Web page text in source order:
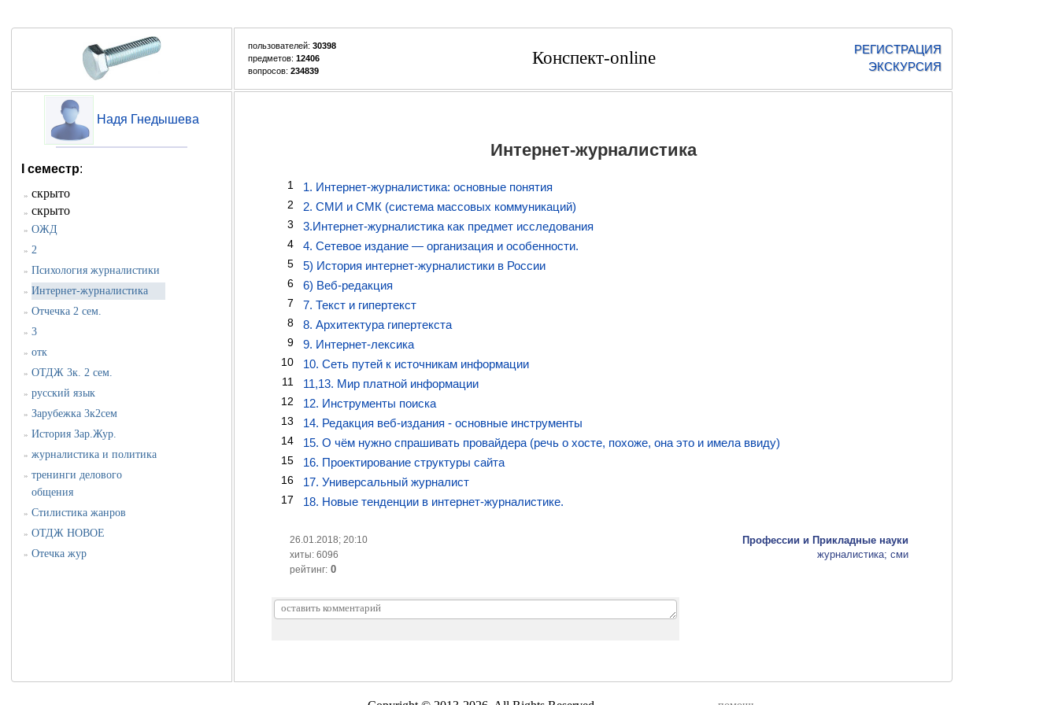
пользователей: 30398
предметов: 12406
вопросов: 234839
Конспект-online
РЕГИСТРАЦИЯ
ЭКСКУРСИЯ
Надя Гнедышева
I семестр:
» скрыто
» скрыто
» ОЖД
» 2
» Психология журналистики
» Интернет-журналистика
» Отчечка 2 сем.
» 3
» отк
» ОТДЖ 3к. 2 сем.
» русский язык
» Зарубежка 3к2сем
» История Зар.Жур.
» журналистика и политика
» тренинги делового
общения
» Стилистика жанров
» ОТДЖ НОВОЕ
» Отечка жур
Интернет-журналистика
1 1. Интернет-журналистика: основные понятия
2 2. СМИ и СМК (система массовых коммуникаций)
3 3.Интернет-журналистика как предмет исследования
4 4. Сетевое издание — организация и особенности.
5 5) История интернет-журналистики в России
6 6) Веб-редакция
7 7. Текст и гипертекст
8 8. Архитектура гипертекста
9 9. Интернет-лексика
10 10. Сеть путей к источникам информации
11 11,13. Мир платной информации
12 12. Инструменты поиска
13 14. Редакция веб-издания - основные инструменты
14 15. О чём нужно спрашивать провайдера (речь о хосте, похоже, она это и имела ввиду)
15 16. Проектирование структуры сайта
16 17. Универсальный журналист
17 18. Новые тенденции в интернет-журналистике.
26.01.2018; 20:10
хиты: 6096
рейтинг: 0
Профессии и Прикладные науки
журналистика; сми